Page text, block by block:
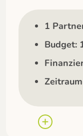
1
Budget: